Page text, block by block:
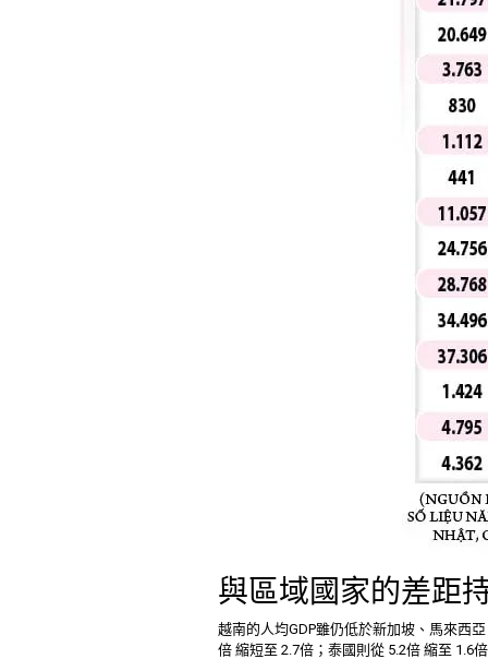
與區域國家的差距
越南的人均GDP雖仍低於新加坡、馬來西
倍 縮短至 2.7倍；泰國則從 5.2倍 縮至 1.6